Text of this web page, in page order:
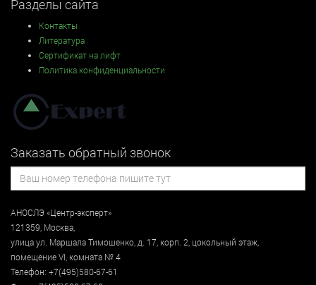
Разделы сайта
Контакты
Литература
Сертификат на лифт
Политика конфиденциальности
Заказать обратный звонок
АНОСЛЭ «Центр-эксперт»
121359 Москва
улицаул. Маршала Тимошенко, д. 17, корп. 2, цокольный этаж
помещение VI, комната № 4
Телефон: +7(495)580-67-61